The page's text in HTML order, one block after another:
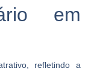
em
refletindo a